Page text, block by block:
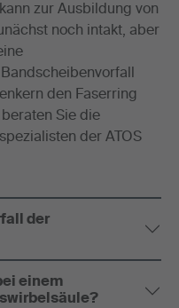
zur Ausbildung von
noch intakt, aber
den Faserring
Sie die
der ATOS
der
einem